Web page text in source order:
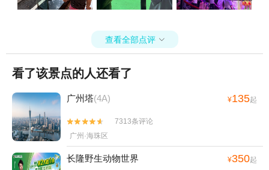
查看全部点评 
看了该景点的人还看了
广州塔(4A) ¥135起


7313条评论
广州·海珠区
长隆野生动物世界 ¥350起